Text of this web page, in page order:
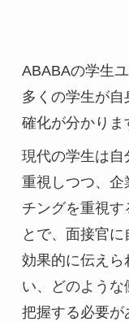
ABABAの学生
多くの学生が自
確化が分かりま
現代の学生は自
重視しつつ、企
チングを重視す
とで、面接官
効果的に伝え
い、どのよう
把握する必要が